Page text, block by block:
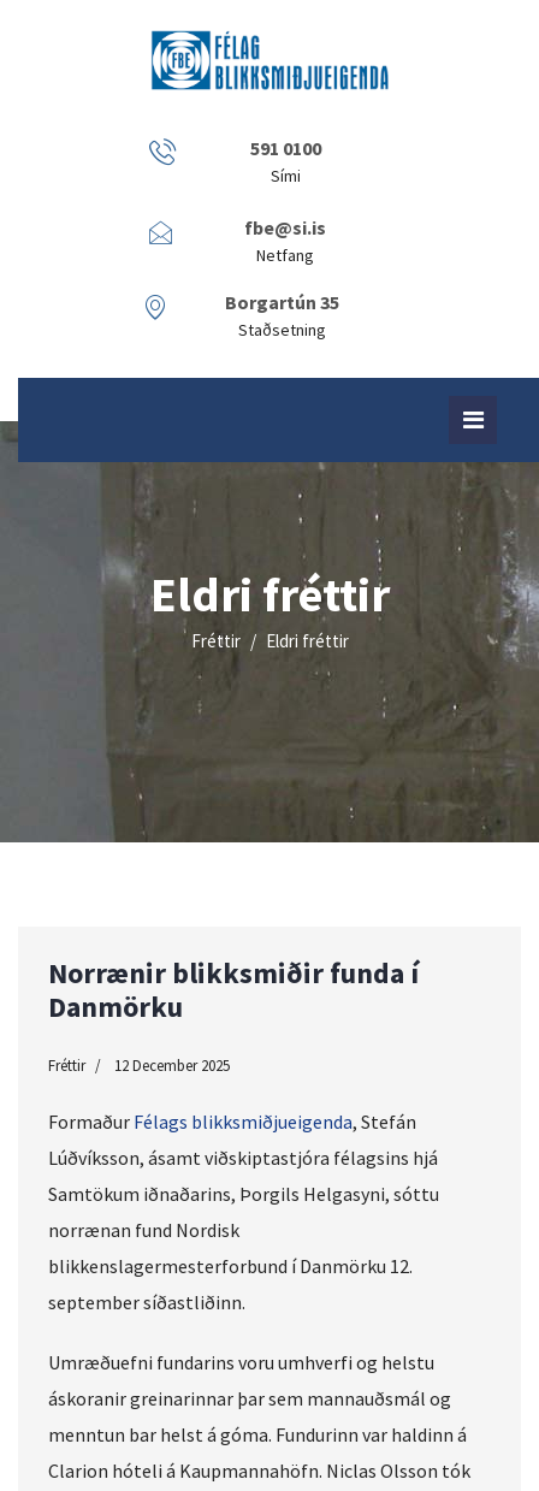
591 0100
Sími
fbe@si.is
Netfang
Borgartún 35
Staðsetning
Eldri fréttir
Fréttir Eldri fréttir
Norrænir blikksmiðir funda í
Danmörku
Fréttir 12 December 2025
Formaður Félags blikksmiðjueigenda, Stefán
Lúðvíksson, ásamt viðskiptastjóra félagsins hjá
Samtökum iðnaðarins, Þorgils Helgasyni, sóttu
norrænan fund Nordisk
blikkenslagermesterforbund í Danmörku 12.
september síðastliðinn.
Umræðuefni fundarins voru umhverfi og helstu
áskoranir greinarinnar þar sem mannauðsmál og
menntun bar helst á góma. Fundurinn var haldinn á
Clarion hóteli á Kaupmannahöfn. Niclas Olsson tók